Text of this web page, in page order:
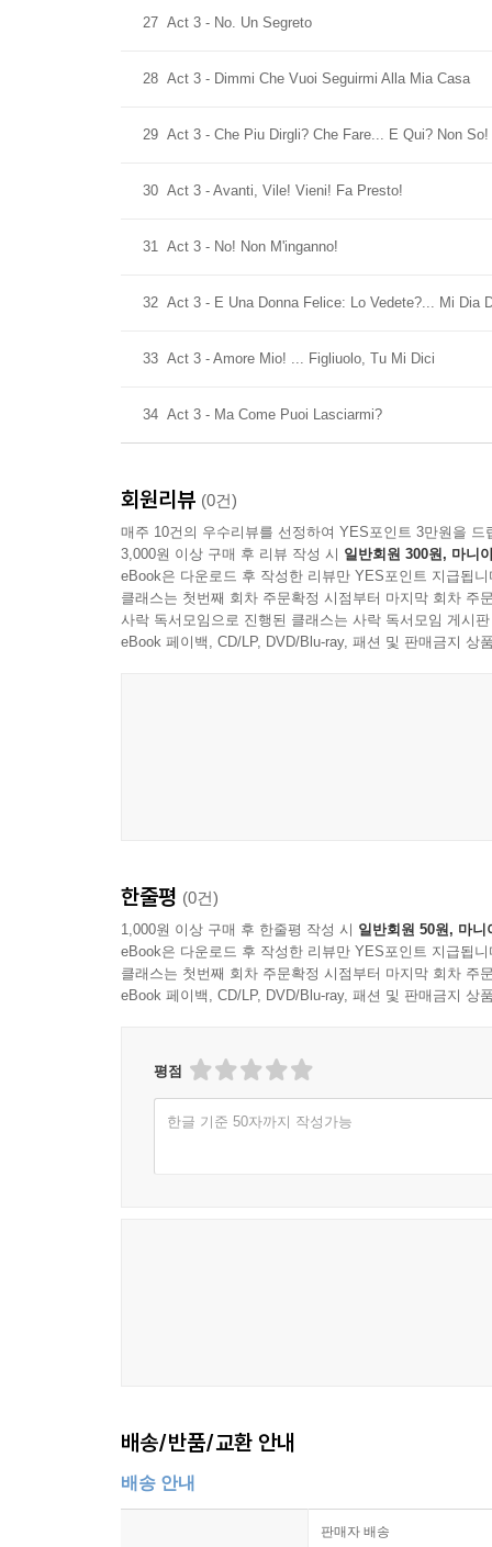
27 Act 3 - No. Un Segreto
28 Act 3 - Dimmi Che Vuoi Seguirmi Alla Mia Casa
29 Act 3 - Che Piu Dirgli? Che Fare... E Qui? Non So!
30 Act 3 - Avanti, Vile! Vieni! Fa Presto!
31 Act 3 - No! Non M'inganno!
32 Act 3 - E Una Donna Felice: Lo Vedete?... Mi Dia
33 Act 3 - Amore Mio! ... Figliuolo, Tu Mi Dici
34 Act 3 - Ma Come Puoi Lasciarmi?
회원리뷰 (0건)
매주 10건의 우수리뷰를 선정하여 YES포인트 3만원을 드
3,000원 이상 구매 후 리뷰 작성 시 일반회원 300원, 마니
eBook은 다운로드 후 작성한 리뷰만 YES포인트 지급됩니
클래스는 첫번째 회차 주문확정 시점부터 마지막 회차 주
사락 독서모임으로 진행된 클래스는 사락 독서모임 게시
eBook 페이백, CD/LP, DVD/Blu-ray, 패션 및 판매금지 상
한줄평 (0건)
1,000원 이상 구매 후 한줄평 작성 시 일반회원 50원, 마니
eBook은 다운로드 후 작성한 리뷰만 YES포인트 지급됩니
클래스는 첫번째 회차 주문확정 시점부터 마지막 회차 주
eBook 페이백, CD/LP, DVD/Blu-ray, 패션 및 판매금지 상
평점
한글 기준 50자까지 작성가능
배송/반품/교환 안내
배송 안내
판매자 배송